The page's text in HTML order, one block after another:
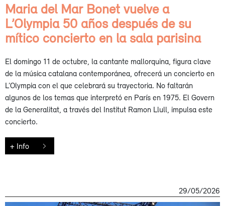
Maria del Mar Bonet vuelve a
L’Olympia 50 años después de su
mítico concierto en la sala parisina
El domingo 11 de octubre, la cantante mallorquina, figura clave
de la música catalana contemporánea, ofrecerá un concierto en
L’Olympia con el que celebrará su trayectoria. No faltarán
algunos de los temas que interpretó en París en 1975. El Govern
de la Generalitat, a través del Institut Ramon Llull, impulsa este
concierto.
+ Info
29/05/2026